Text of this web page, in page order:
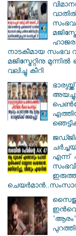
നാടകീമായ സംഭവ
മജിസ്ട്രേറ്റിനു
വലിച്ചു കീറി
എന്ന്
സൈജു
'ആരം'